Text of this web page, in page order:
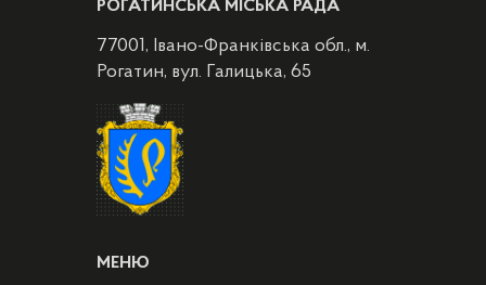
РОГАТИНСЬКА МІСЬКА РАДА
77001, Івано-Франківська обл., м.
Рогатин, вул. Галицька, 65
МЕНЮ